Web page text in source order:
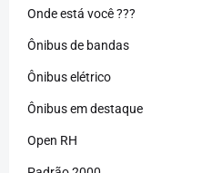
Onde está você ???
Ônibus de bandas
Ônibus elétrico
Ônibus em destaque
Open RH